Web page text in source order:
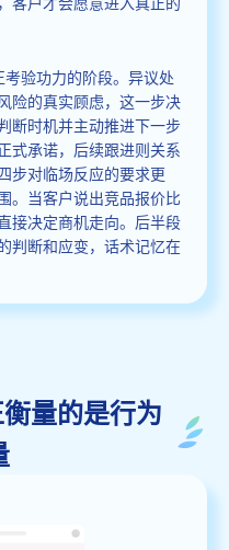
验功力的阶段。异议处
险的真实顾虑，这一步决
断时机并主动推进下一步
式承诺，后续跟进则关系
步对临场反应的要求更
。当客户说出竞品报价比
接决定商机走向。后半段
判断和应变，话术记忆在
量的是行为